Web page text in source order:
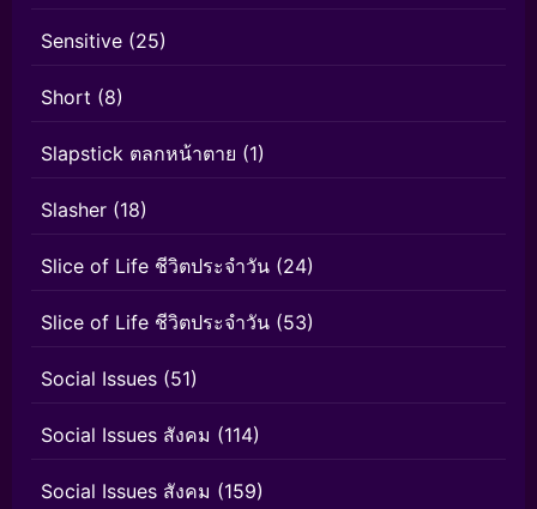
Sensitive (25)
Short (8)
Slapstick ตลกหน้าตาย (1)
Slasher (18)
Slice of Life ชีวิตประจำวัน (24)
Slice of Life ชีวิตประจำวัน (53)
Social Issues (51)
Social Issues สังคม (114)
Social Issues สังคม (159)